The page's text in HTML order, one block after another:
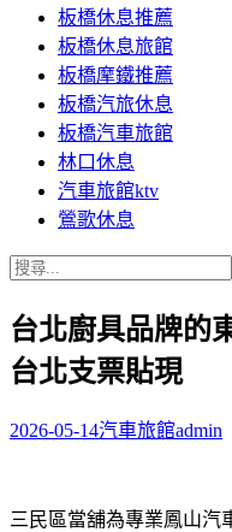
板橋休息推薦
板橋休息旅館
板橋摩鐵推薦
板橋汽旅休息
板橋汽車旅館
林口休息
汽車旅館ktv
鶯歌休息
搜
關
鍵
字:
台北廚具品牌的
台北支票貼現
2026-05-14汽車旅館admin
三民區當舖為專業鳳山汽